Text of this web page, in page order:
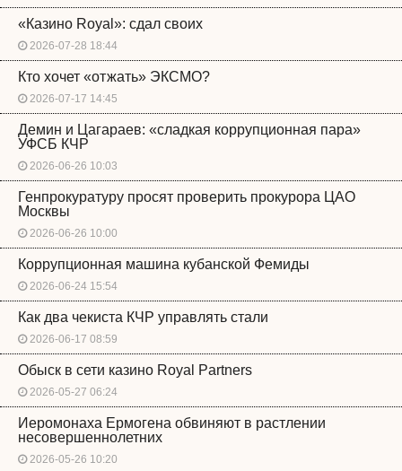
«Казино Royal»: сдал своих
2026-07-28 18:44
Кто хочет «отжать» ЭКСМО?
2026-07-17 14:45
Демин и Цагараев: «сладкая коррупционная пара»
УФСБ КЧР
2026-06-26 10:03
Генпрокуратуру просят проверить прокурора ЦАО
Москвы
2026-06-26 10:00
Коррупционная машина кубанской Фемиды
2026-06-24 15:54
Как два чекиста КЧР управлять стали
2026-06-17 08:59
Обыск в сети казино Royal Partners
2026-05-27 06:24
Иеромонаха Ермогена обвиняют в растлении
несовершеннолетних
2026-05-26 10:20